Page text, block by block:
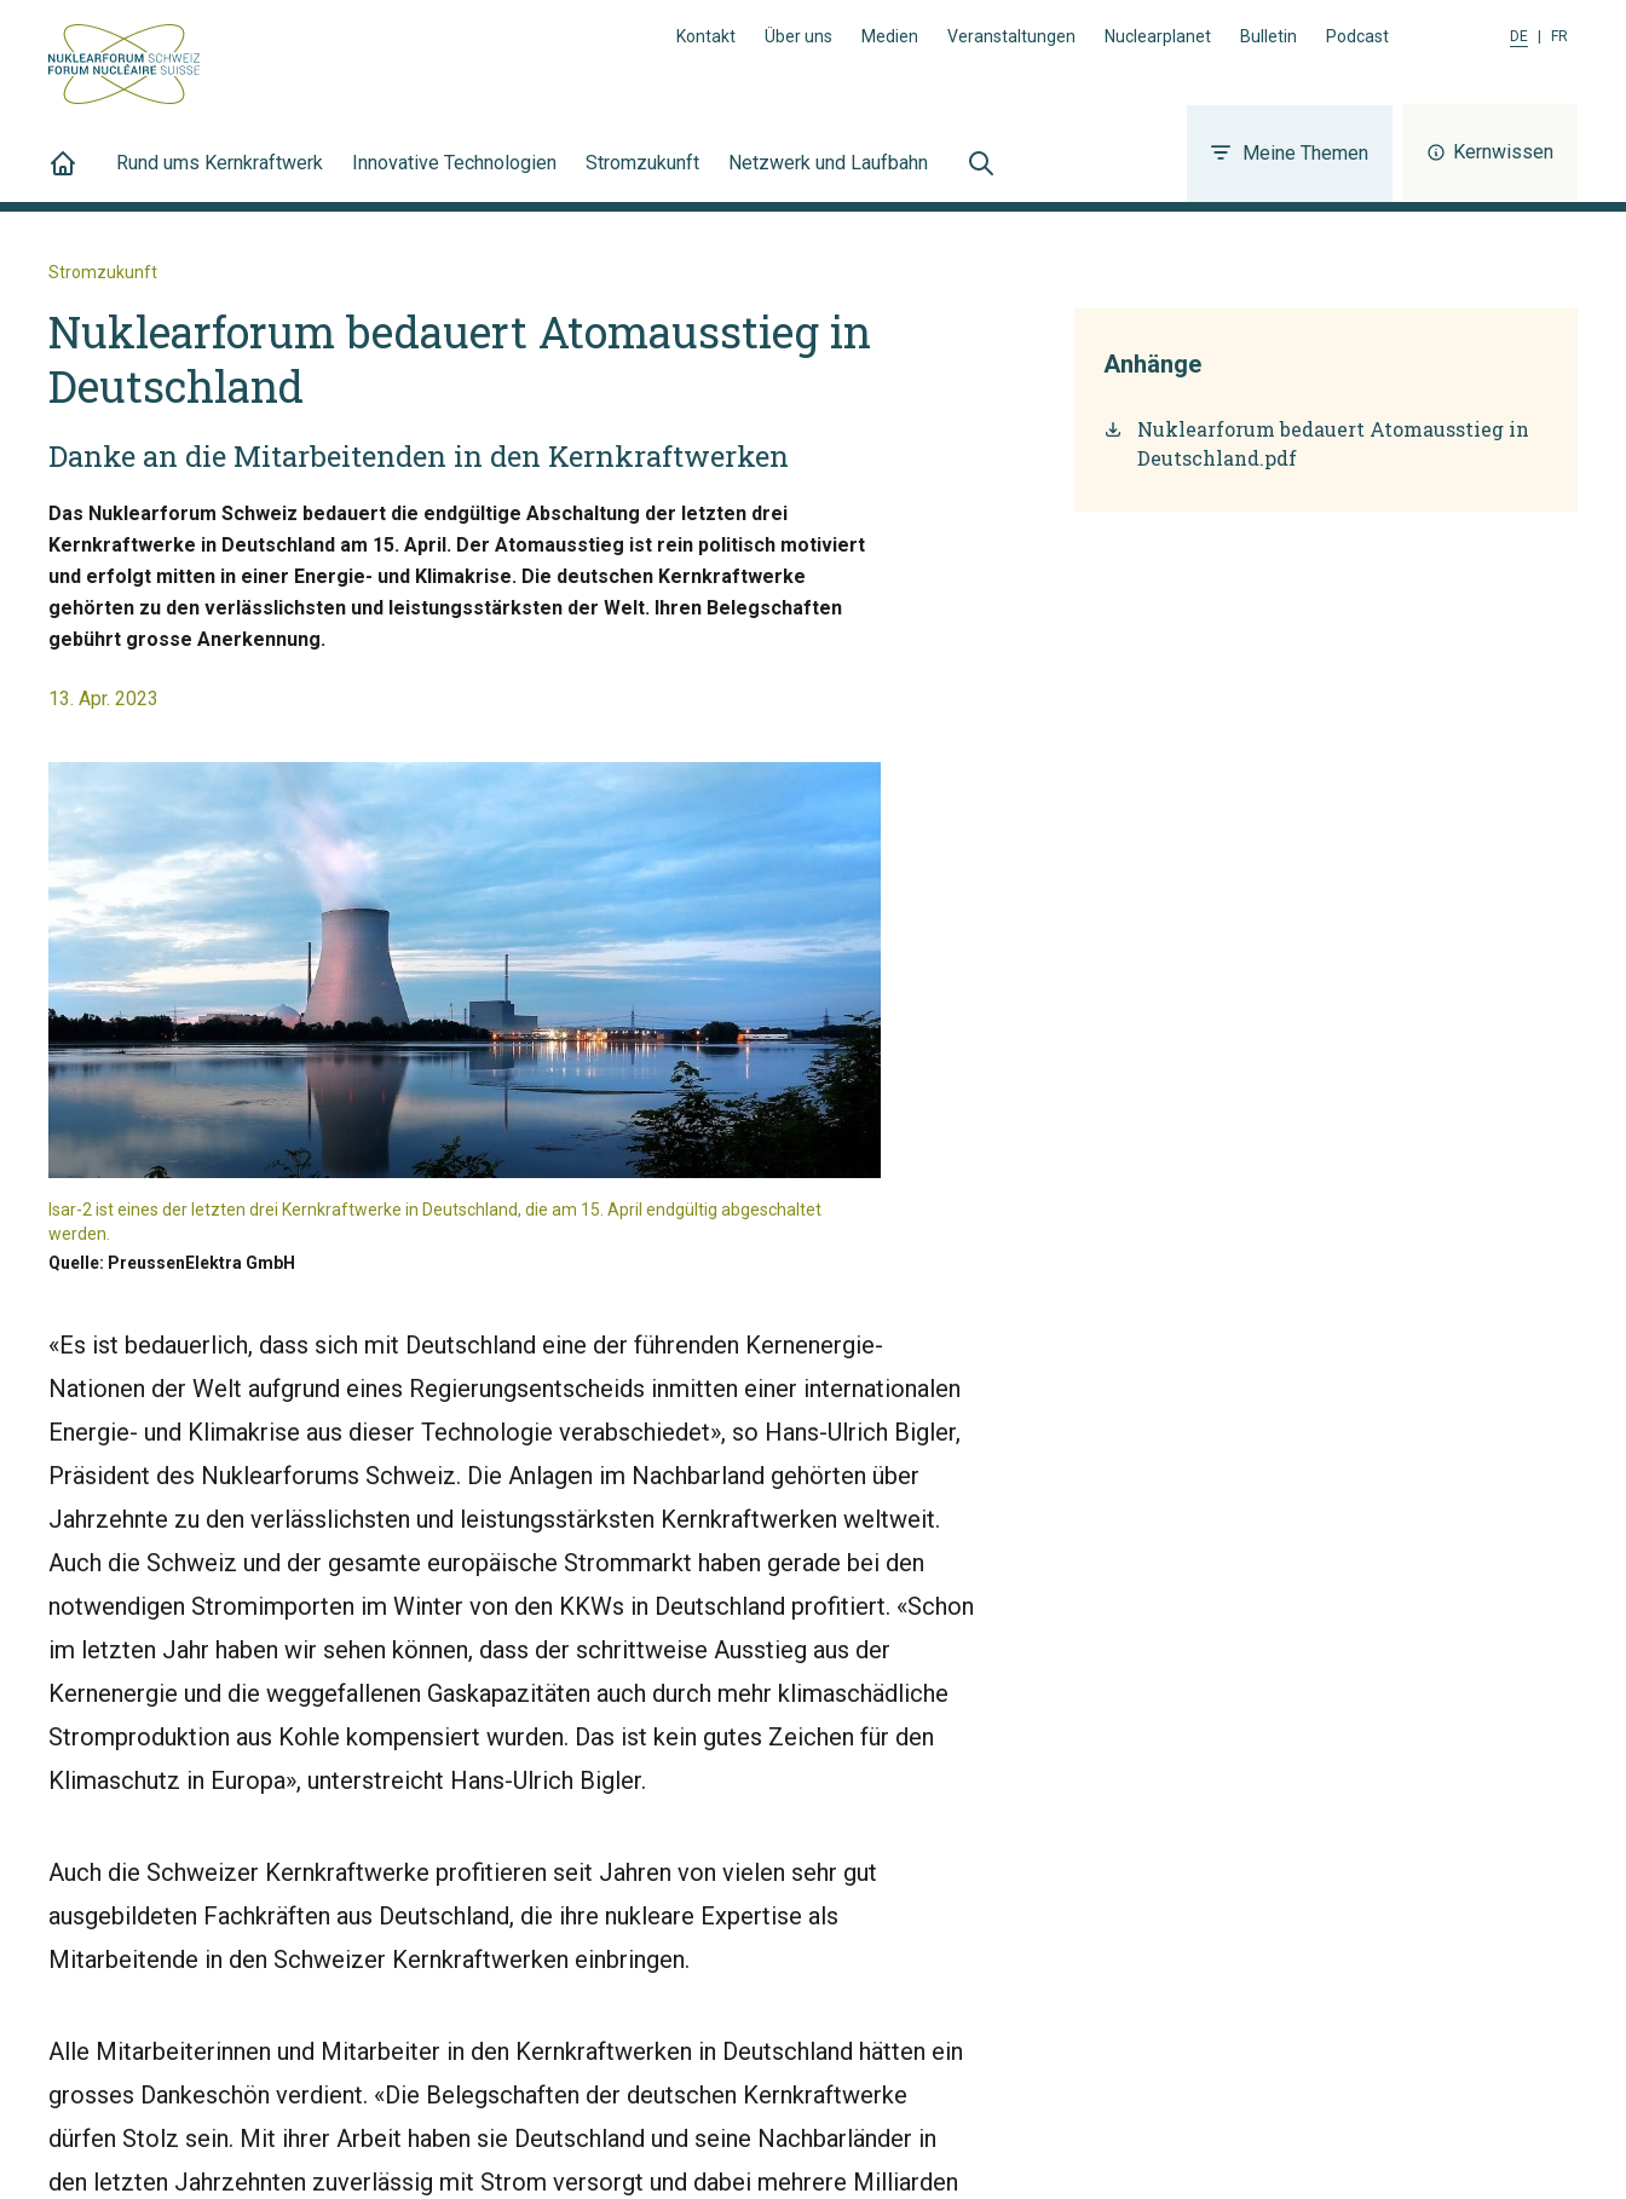
Kontakt Über uns Medien Veranstaltungen Nuclearplanet Bulletin Podcast DE FR
Rund ums Kernkraftwerk Innovative Technologien Stromzukunft Netzwerk und Laufbahn Meine Themen Kernwissen
Stromzukunft
Nuklearforum bedauert Atomausstieg in
Deutschland
Danke an die Mitarbeitenden in den Kernkraftwerken
Das Nuklearforum Schweiz bedauert die endgültige Abschaltung der letzten drei
Kernkraftwerke in Deutschland am 15. April. Der Atomausstieg ist rein politisch motiviert
und erfolgt mitten in einer Energie- und Klimakrise. Die deutschen Kernkraftwerke
gehörten zu den verlässlichsten und leistungsstärksten der Welt. Ihren Belegschaften
gebührt grosse Anerkennung.
13. Apr. 2023
Isar-2 ist eines der letzten drei Kernkraftwerke in Deutschland, die am 15. April endgültig abgeschaltet
werden.
Quelle: PreussenElektra GmbH
«Es ist bedauerlich, dass sich mit Deutschland eine der führenden Kernenergie-
Nationen der Welt aufgrund eines Regierungsentscheids inmitten einer internationalen
Energie- und Klimakrise aus dieser Technologie verabschiedet», so Hans-Ulrich Bigler,
Präsident des Nuklearforums Schweiz. Die Anlagen im Nachbarland gehörten über
Jahrzehnte zu den verlässlichsten und leistungsstärksten Kernkraftwerken weltweit.
Auch die Schweiz und der gesamte europäische Strommarkt haben gerade bei den
notwendigen Stromimporten im Winter von den KKWs in Deutschland profitiert. «Schon
im letzten Jahr haben wir sehen können, dass der schrittweise Ausstieg aus der
Kernenergie und die weggefallenen Gaskapazitäten auch durch mehr klimaschädliche
Stromproduktion aus Kohle kompensiert wurden. Das ist kein gutes Zeichen für den
Klimaschutz in Europa», unterstreicht Hans-Ulrich Bigler.
Auch die Schweizer Kernkraftwerke profitieren seit Jahren von vielen sehr gut
ausgebildeten Fachkräften aus Deutschland, die ihre nukleare Expertise als
Mitarbeitende in den Schweizer Kernkraftwerken einbringen.
Alle Mitarbeiterinnen und Mitarbeiter in den Kernkraftwerken in Deutschland hätten ein
grosses Dankeschön verdient. «Die Belegschaften der deutschen Kernkraftwerke
dürfen Stolz sein. Mit ihrer Arbeit haben sie Deutschland und seine Nachbarländer in
den letzten Jahrzehnten zuverlässig mit Strom versorgt und dabei mehrere Milliarden
Anhänge
Nuklearforum bedauert Atomausstieg in
Deutschland.pdf